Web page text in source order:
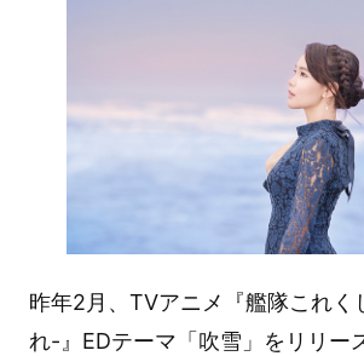
昨年2月、TVアニメ『艦隊これく
れ-』EDテーマ「吹雪」をリリー